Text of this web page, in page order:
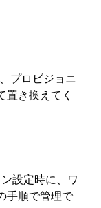
プロビジョニ
き換えてく
設定時に、ワ
手順で管理で